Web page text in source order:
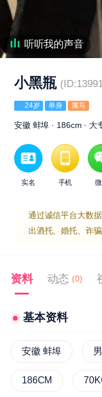
听听我的声音
小黑瓶
24岁 单身 属马
安徽 蚌埠 · 186cm · 大
实名 手机
通过诚信平台大数
出酒托、婚托、诈骗
资料 动态 (0)
基本资料
安徽 蚌埠 男
186CM